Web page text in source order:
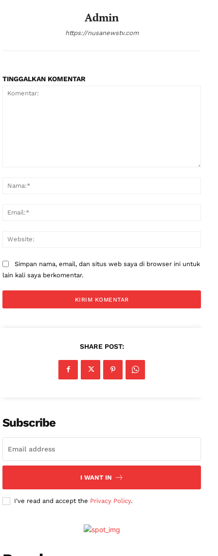
Admin
https://nusanewstv.com
TINGGALKAN KOMENTAR
Simpan nama, email, dan situs web saya di browser ini untuk
lain kali saya berkomentar.
SHARE POST:
Subscribe
I WANT IN
I've read and accept the Privacy Policy.